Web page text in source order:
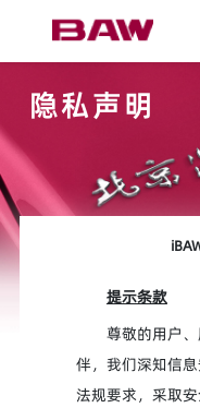
隐私声明
提示条款
尊敬的用户
伴，我们深知信
法规要求，采取